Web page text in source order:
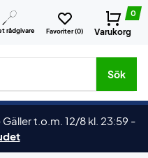
rådgivare Favoriter (0)
0
Varukorg
osv.
Sök
Gäller t.o.m. 12/8 kl. 23:59 -